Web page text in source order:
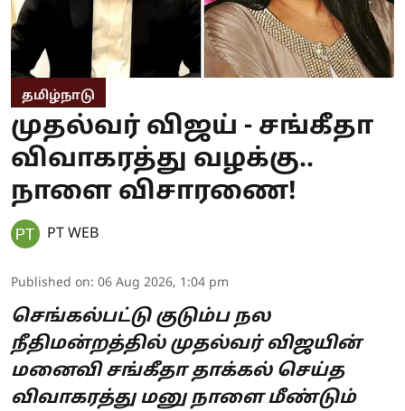
தமிழ்நாடு
முதல்வர் விஜய் - சங்கீதா
விவாகரத்து வழக்கு..
நாளை விசாரணை!
PT WEB
Published on: 06 Aug 2026, 1:04 pm
செங்கல்பட்டு குடும்ப நல
நீதிமன்றத்தில் முதல்வர் விஜயின்
மனைவி சங்கீதா தாக்கல் செய்த
விவாகரத்து மனு நாளை மீண்டும்